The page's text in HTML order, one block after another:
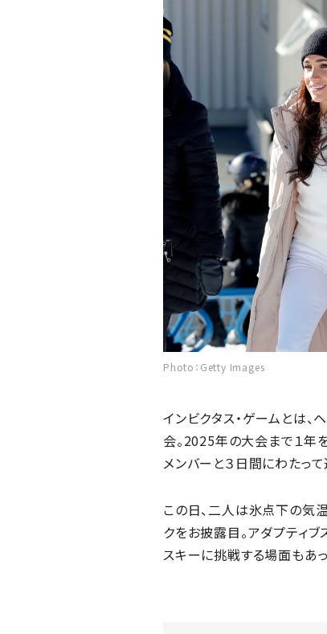
Photo：Getty Images
インビクタス・ゲームとは
会。2025年の大会まで１年
メンバーと３日間にわたっ
この日、二人は氷点下の気
クをお披露目。アダプティ
スキーに挑戦する場面もあっ